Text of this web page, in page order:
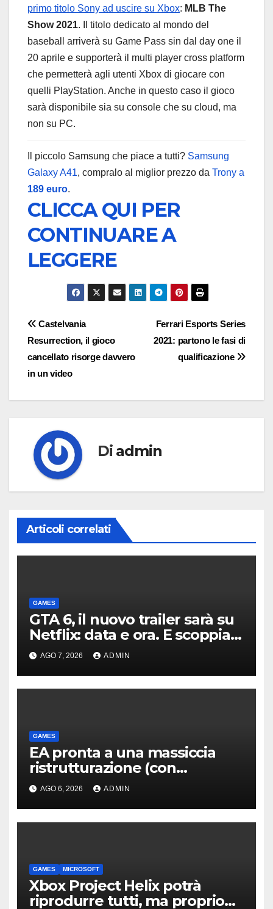
primo titolo Sony ad uscire su Xbox: MLB The
Show 2021. Il titolo dedicato al mondo del
baseball arriverà su Game Pass sin dal day one il
20 aprile e supporterà il multi player cross platform
che permetterà agli utenti Xbox di giocare con
quelli PlayStation. Anche in questo caso il gioco
sarà disponibile sia su console che su cloud, ma
non su PC.
Il piccolo Samsung che piace a tutti? Samsung
Galaxy A41, compralo al miglior prezzo da Trony a
189 euro.
CLICCA QUI PER
CONTINUARE A
LEGGERE
Navigazione
articoli
Ferrari Esports Series
2021: partono le fasi di
qualificazione
Castelvania
Resurrection, il gioco
cancellato risorge davvero
in un video
Di admin
Articoli correlati
GAMES
GTA 6, il nuovo trailer sarà su
Netflix: data e ora. E scoppia
la polemica
AGO 7, 2026 ADMIN
GAMES
EA pronta a una massiccia
ristrutturazione (con
licenziamenti) dopo l’addio
alla Borsa?
AGO 6, 2026 ADMIN
GAMES MICROSOFT
Xbox Project Helix potrà
riprodurre tutti, ma proprio